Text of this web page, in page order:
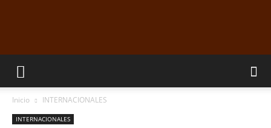
EL
Inicio INTERNACIONALES
INTERNACIONALES